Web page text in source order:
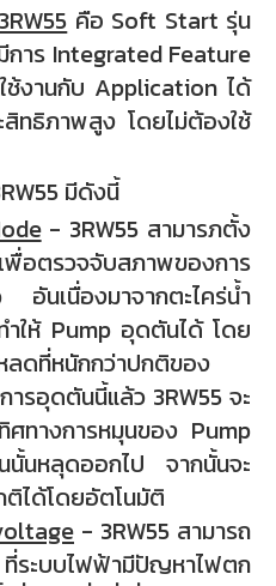
3RW55 คือ Soft Start รุ่น
าร Integrated Feature
ช้งานกับ Application ได้
สิทธิภาพสูง โดยไม่ต้องใช้
มีดังนี้
- 3RW55 สามารภตั้ง
อตรวจจับสภาพของการ
เนื่องมาจากตะไคร่น้ำ
ำให้ Pump อุดตันได้ โดย
ลดที่หนักกว่าปกติของ
รอุดตันนี้แล้ว 3RW55 จะ
ทางการหมุนของ Pump
นั้นหลุดออกไป จากนั้นจะ
ได้โดยอัตโนมัติ
- 3RW55 สามารถ
ะบบไฟฟ้ามีปัญหาไฟตก